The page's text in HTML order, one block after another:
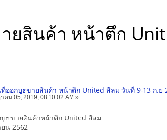
ยสินค้า หน้าตึก
ที่ออกบูธขายสินค้า หน้าตึก United สีลม วันที่ 9-13 ก.ย
คม 05, 2019, 08:10:02 AM »
บูธขายสินค้าหน้าตึก United สีลม
น 2562